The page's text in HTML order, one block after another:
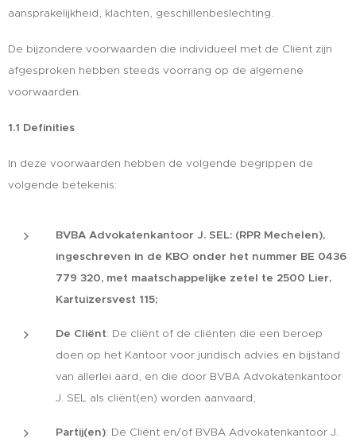
aansprakelijkheid, klachten, geschillenbeslechting.
De bijzondere voorwaarden die individueel met de Cliënt zijn
afgesproken hebben steeds voorrang op de algemene
voorwaarden.
1.1 Definities
In deze voorwaarden hebben de volgende begrippen de
volgende betekenis:
BVBA Advokatenkantoor J. SEL: (RPR Mechelen),
ingeschreven in de KBO onder het nummer BE 0436
779 320, met maatschappelijke zetel te 2500 Lier,
Kartuizersvest 115;
De Cliënt: De cliënt of de cliënten die een beroep
doen op het Kantoor voor juridisch advies en bijstand
van allerlei aard, en die door BVBA Advokatenkantoor
J. SEL als cliënt(en) worden aanvaard;
Partij(en): De Cliënt en/of BVBA Advokatenkantoor J.